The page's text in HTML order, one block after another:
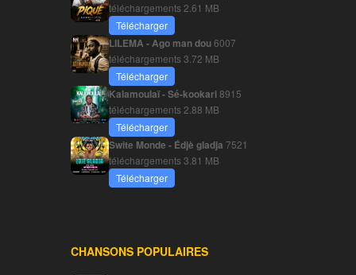
téléchargements 2.61 MB
Télécharger
LILEMA - Ago man dou6007
téléchargements3.72 MB
Télécharger
Kalamoulaï - Sé-kookari8915
téléchargements 2.88 MB
Télécharger
Swite Monde - Édjè gladja 7521
téléchargements3.81 MB
Télécharger
CHANSONS POPULAIRES